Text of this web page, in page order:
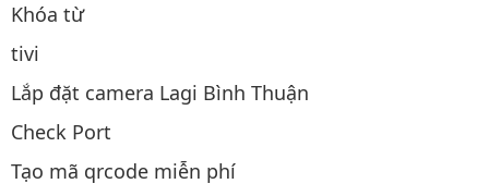
Khóa từ
tivi
Lắp đặt camera Lagi Bình Thuận
Check Port
Tạo mã qrcode miễn phí